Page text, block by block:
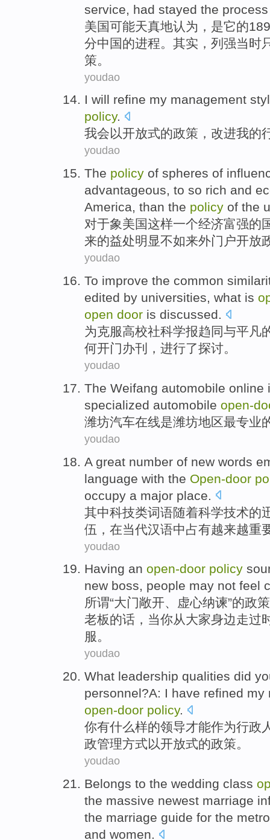
service , had stayed the process
美国可能天真地认为，是它的
分中国的进程。其实，列强当时
策。
youdao
I will refine my management
policy.
我会以开放式的政策 ， 改进我的
youdao
The policy of spheres of
advantageous, to so rich and
America, than the policy of the
对于象美国这样一个经济富强的
来的益处明显不如来外门户开放
youdao
To improve the common
edited by universities, what is
open door is discussed.
为克服高校社科学报趋同与平凡
何开门办刊 ， 进行了探讨。
youdao
The Weifang automobile online
specialized automobile open-
潍坊汽车在线是潍坊地区最专业
youdao
A great number of new words
language with the Open-door
occupy a major place
其中科技类词语随着科学技术的
伍， 在当代汉语中占有越来越重
youdao
Having an open-door policy
new boss, people may not feel
所谓“大门敞开、虚心纳谏”的政策
老板的话，当你从大家身边走过
服。
youdao
What leadership qualities did
personnel?A: I have refined my
open-door policy.
你有什么样的领导才能作为行政
政管理方式以开放式的政策。
youdao
Belongs to the wedding class
the massive newest marriage
the marriage guide for the
and women.